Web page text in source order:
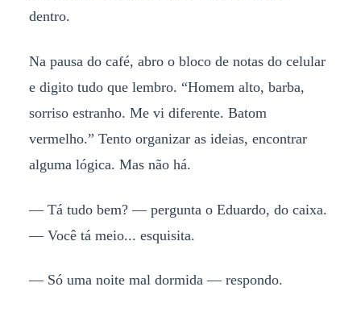
dentro.
Na pausa do café, abro o bloco de notas do celular
e digito tudo que lembro. “Homem alto, barba,
sorriso estranho. Me vi diferente. Batom
vermelho.” Tento organizar as ideias, encontrar
alguma lógica. Mas não há.
— Tá tudo bem? — pergunta o Eduardo, do caixa.
— Você tá meio... esquisita.
— Só uma noite mal dormida — respondo.